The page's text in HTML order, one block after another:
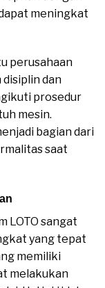
meningkat
perusahaan
dan
prosedur
mesin.
bagian dari
saat
LOTO sangat
yang tepat
memiliki
melakukan